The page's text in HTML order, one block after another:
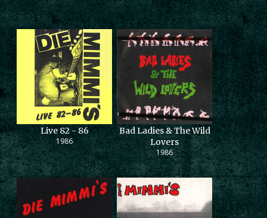
Live 82 - 86
1986
Bad Ladies & The Wild
Lovers
1986